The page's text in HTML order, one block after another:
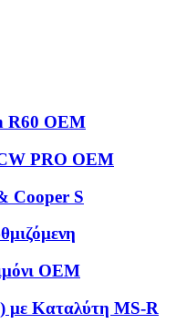
R60 OEM
PRO OEM
Cooper S
OEM
με Καταλύτη MS-R